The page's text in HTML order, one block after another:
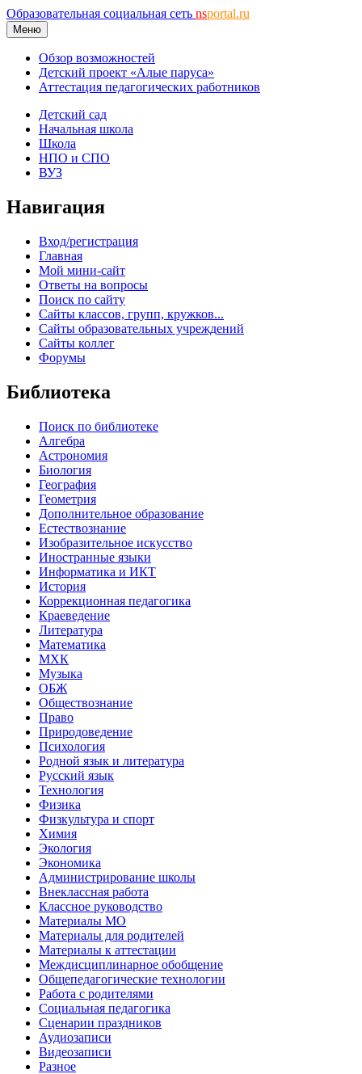
Образовательная социальная сеть nsportal.ru
Меню
Обзор возможностей
Детский проект «Алые паруса»
Аттестация педагогических работников
Детский сад
Начальная школа
Школа
НПО и СПО
ВУЗ
Навигация
Вход/регистрация
Главная
Мой мини-сайт
Ответы на вопросы
Поиск по сайту
Сайты классов, групп, кружков...
Сайты образовательных учреждений
Сайты коллег
Форумы
Библиотека
Поиск по библиотеке
Алгебра
Астрономия
Биология
География
Геометрия
Дополнительное образование
Естествознание
Изобразительное искусство
Иностранные языки
Информатика и ИКТ
История
Коррекционная педагогика
Краеведение
Литература
Математика
МХК
Музыка
ОБЖ
Обществознание
Право
Природоведение
Психология
Родной язык и литература
Русский язык
Технология
Физика
Физкультура и спорт
Химия
Экология
Экономика
Администрирование школы
Внеклассная работа
Классное руководство
Материалы МО
Материалы для родителей
Материалы к аттестации
Междисциплинарное обобщение
Общепедагогические технологии
Работа с родителями
Социальная педагогика
Сценарии праздников
Аудиозаписи
Видеозаписи
Разное